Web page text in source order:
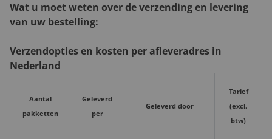
Wat u moet weten over de verzending en levering
van uw bestelling:
Verzendopties en kosten per afleveradres in
Nederland
Aantal
pakketten
Geleverd
per
Geleverd door
Tarief
(excl.
btw)